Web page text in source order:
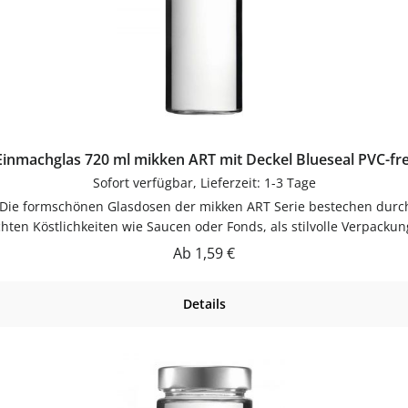
Einmachglas 720 ml mikken ART mit Deckel Blueseal PVC-
Sofort verfügbar, Lieferzeit: 1-3 Tage
formschönen Glasdosen der mikken ART Serie bestechen
Köstlichkeiten wie Saucen oder Fonds, als stilvolle
Mit Selbstgemachtem gefüllt und einem schönen Etikett
im Glas ist der BLUESEAL Deckel kurz vor seinem
Oberkante des Glasrandes gemessen
Regulärer Preis:
Ab 1,59 €
Details